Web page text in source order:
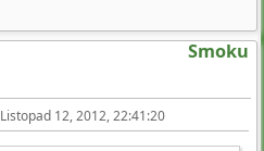
Smoku
Listopad 12, 2012, 22:41:20